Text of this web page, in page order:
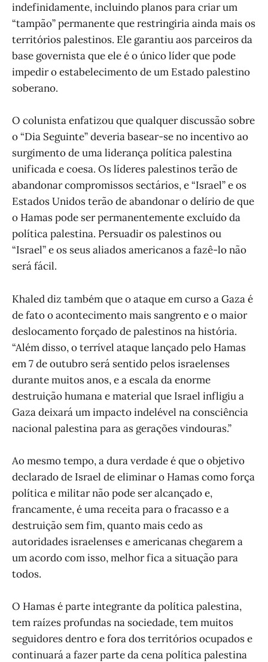
indefinidamente, incluindo planos para criar um
“tampão” permanente que restringiria ainda mais os
territórios palestinos. Ele garantiu aos parceiros da
base governista que ele é o único líder que pode
impedir o estabelecimento de um Estado palestino
soberano.
O colunista enfatizou que qualquer discussão sobre
o “Dia Seguinte” deveria basear-se no incentivo ao
surgimento de uma liderança política palestina
unificada e coesa. Os líderes palestinos terão de
abandonar compromissos sectários, e “Israel” e os
Estados Unidos terão de abandonar o delírio de que
o Hamas pode ser permanentemente excluído da
política palestina. Persuadir os palestinos ou
“Israel” e os seus aliados americanos a fazê-lo não
será fácil.
Khaled diz também que o ataque em curso a Gaza é
de fato o acontecimento mais sangrento e o maior
deslocamento forçado de palestinos na história.
“Além disso, o terrível ataque lançado pelo Hamas
em 7 de outubro será sentido pelos israelenses
durante muitos anos, e a escala da enorme
destruição humana e material que Israel infligiu a
Gaza deixará um impacto indelével na consciência
nacional palestina para as gerações vindouras.”
Ao mesmo tempo, a dura verdade é que o objetivo
declarado de Israel de eliminar o Hamas como força
política e militar não pode ser alcançado e,
francamente, é uma receita para o fracasso e a
destruição sem fim, quanto mais cedo as
autoridades israelenses e americanas chegarem a
um acordo com isso, melhor fica a situação para
todos.
O Hamas é parte integrante da política palestina,
tem raízes profundas na sociedade, tem muitos
seguidores dentro e fora dos territórios ocupados e
continuará a fazer parte da cena política palestina